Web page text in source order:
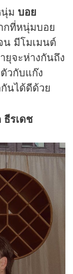
ม บอย
กที่หนุ่มบอย
น มีโมเมนต์
ยุจะห่างกันถึง
วกับแก๊ง
นได้ดีด้วย
ธีรเดช